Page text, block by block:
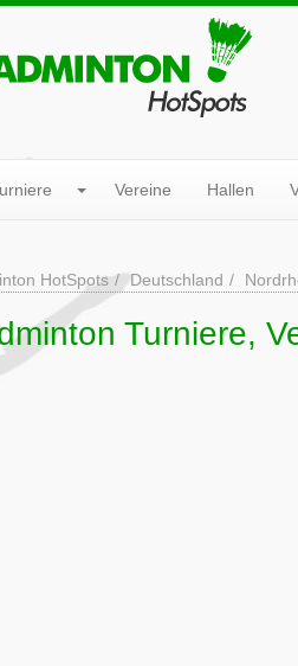
Vereine Hallen
HotSpots Deutschland
Turniere,